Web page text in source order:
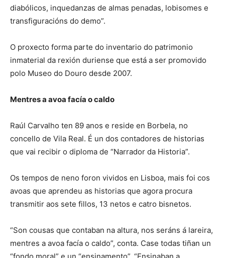
diabólicos, inquedanzas de almas penadas, lobisomes e
transfiguracións do demo”.
O proxecto forma parte do inventario do patrimonio
inmaterial da rexión duriense que está a ser promovido
polo Museo do Douro desde 2007.
Mentres a avoa facía o caldo
Raúl Carvalho ten 89 anos e reside en Borbela, no
concello de Vila Real. É un dos contadores de historias
que vai recibir o diploma de “Narrador da Historia”.
Os tempos de neno foron vividos en Lisboa, mais foi cos
avoas que aprendeu as historias que agora procura
transmitir aos sete fillos, 13 netos e catro bisnetos.
“Son cousas que contaban na altura, nos seráns á lareira,
mentres a avoa facía o caldo”, conta. Case todas tiñan un
“fondo moral” e un “ensinamento”. “Ensinaban a